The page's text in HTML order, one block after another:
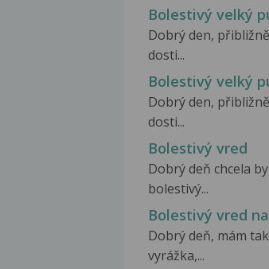
Bolestivý velký
Dobrý den,
dosti...
Bolestivý velký
Dobrý den,
dosti...
Bolestivý vred
Dobrý deň chcela
bolestivý...
Bolestivý vred
Dobrý deň, mám
vyrážka,...